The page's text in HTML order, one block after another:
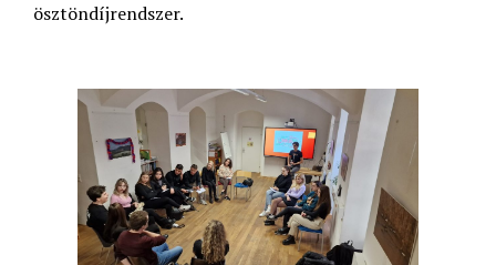
ösztöndíjrendszer.